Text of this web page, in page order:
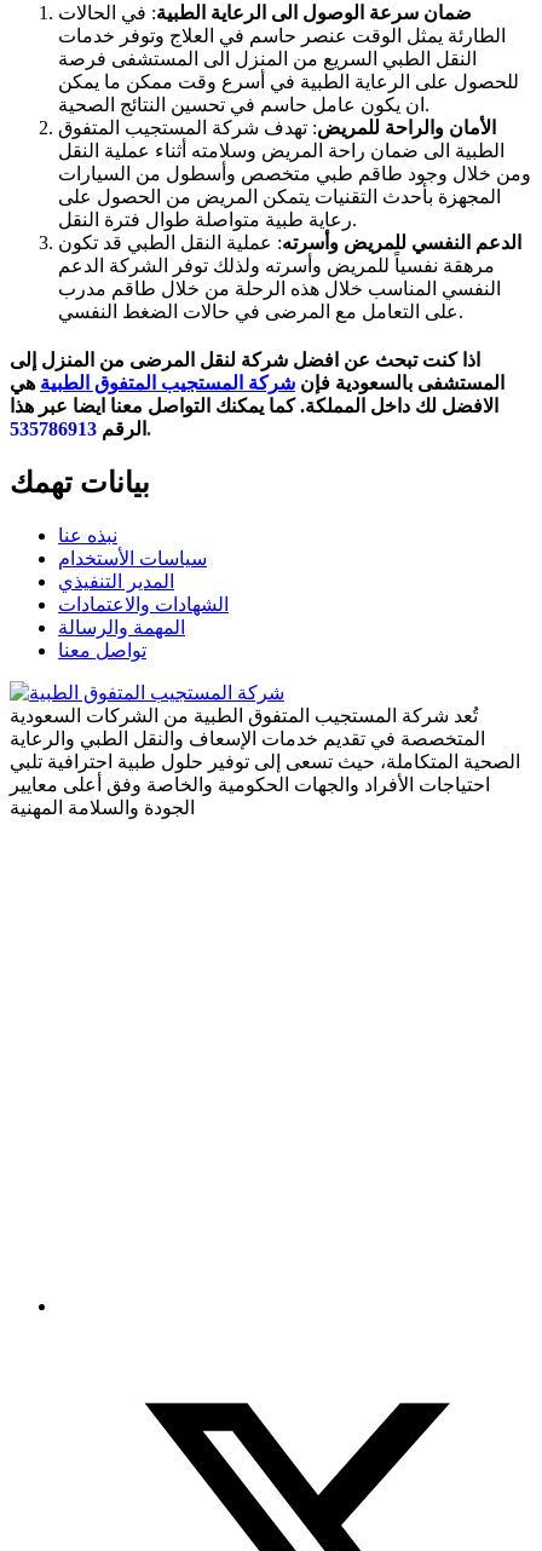
ضمان سرعة الوصول الى الرعاية الطبية: في الحالات
الطارئة يمثل الوقت عنصر حاسم في العلاج وتوفر خدمات
النقل الطبي السريع من المنزل الى المستشفى فرصة
للحصول على الرعاية الطبية في أسرع وقت ممكن ما يمكن
ان يكون عامل حاسم في تحسين النتائج الصحية.
الأمان والراحة للمريض: تهدف شركة المستجيب المتفوق
الطبية الى ضمان راحة المريض وسلامته أثناء عملية النقل
ومن خلال وجود طاقم طبي متخصص وأسطول من السيارات
المجهزة بأحدث التقنيات يتمكن المريض من الحصول على
رعاية طبية متواصلة طوال فترة النقل.
الدعم النفسي للمريض وأسرته: عملية النقل الطبي قد تكون
مرهقة نفسياً للمريض وأسرته ولذلك توفر الشركة الدعم
النفسي المناسب خلال هذه الرحلة من خلال طاقم مدرب
على التعامل مع المرضى في حالات الضغط النفسي.
اذا كنت تبحث عن افضل شركة لنقل المرضى من المنزل إلى
المستشفى بالسعودية فإن شركة المستجيب المتفوق الطبية هي
الافضل لك داخل المملكة. كما يمكنك التواصل معنا ايضا عبر هذا
الرقم 535786913 .
بيانات تهمك
نبذه عنا
سياسات الأستخدام
المدير التنفيذي
الشهادات والاعتمادات
المهمة والرسالة
تواصل معنا
تُعد شركة المستجيب المتفوق الطبية من الشركات السعودية
المتخصصة في تقديم خدمات الإسعاف والنقل الطبي والرعاية
الصحية المتكاملة، حيث تسعى إلى توفير حلول طبية احترافية تلبي
احتياجات الأفراد والجهات الحكومية والخاصة وفق أعلى معايير
الجودة والسلامة المهنية